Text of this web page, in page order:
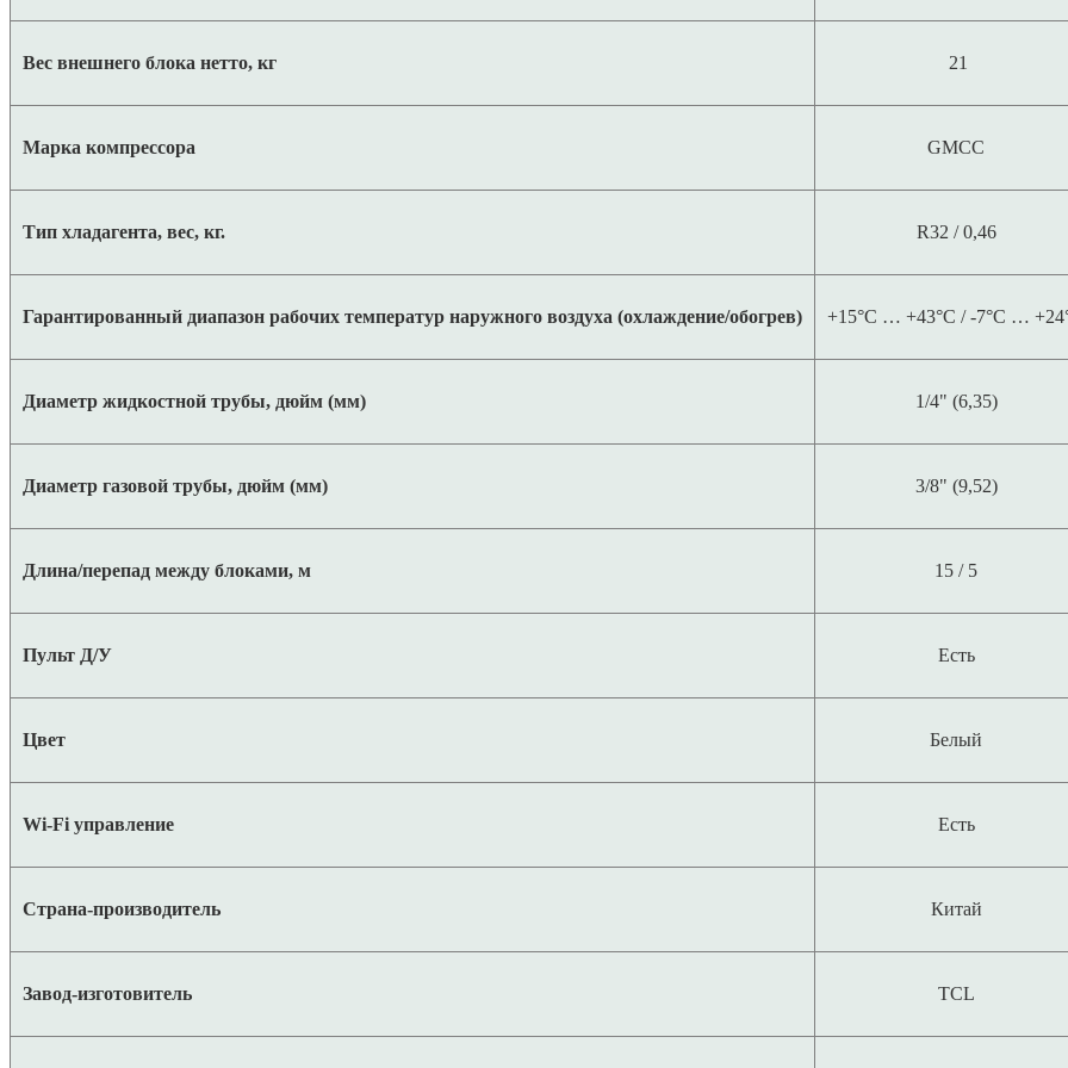
Вес внешнего блока нетто, кг 21
Марка компрессора GMCC
Тип хладагента, вес, кг. R32 / 0,46
Гарантированный диапазон рабочих температур наружного воздуха (охлаждение/обогрев) +15°C … +43°C / -7°C …
Диаметр жидкостной трубы, дюйм (мм) 1/4" (6,35)
Диаметр газовой трубы, дюйм (мм) 3/8" (9,52)
Длина/перепад между блоками, м 15 / 5
Пульт Д/У Есть
Цвет Белый
Wi-Fi управление Есть
Страна-производитель Китай
Завод-изготовитель TCL